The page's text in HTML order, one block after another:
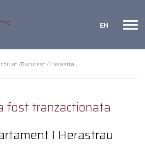
EN
/Bucuresti/ Herastrau
fost tranzactionata
I Herastrau